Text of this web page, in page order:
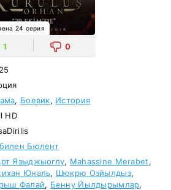
24 серия
1 0
, Боевик, История
HD
Бюлент
Языджыоглу, Mahassine Merabet,
Юналь, Шюкрю Озйылдыз,
Фалай, Бенну Йылдырымлар,